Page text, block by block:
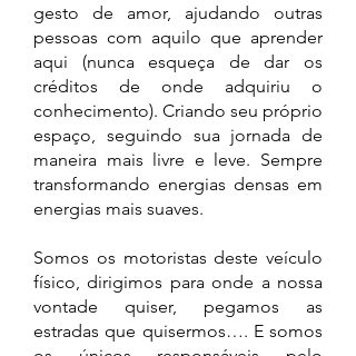
gesto de amor, ajudando outras
pessoas com aquilo que aprender
aqui (nunca esqueça de dar os
créditos de onde adquiriu o
conhecimento). Criando seu próprio
espaço, seguindo sua jornada de
maneira mais livre e leve. Sempre
transformando energias densas em
energias mais suaves.
Somos os motoristas deste veículo
físico, dirigimos para onde a nossa
vontade quiser, pegamos as
estradas que quisermos…. E somos